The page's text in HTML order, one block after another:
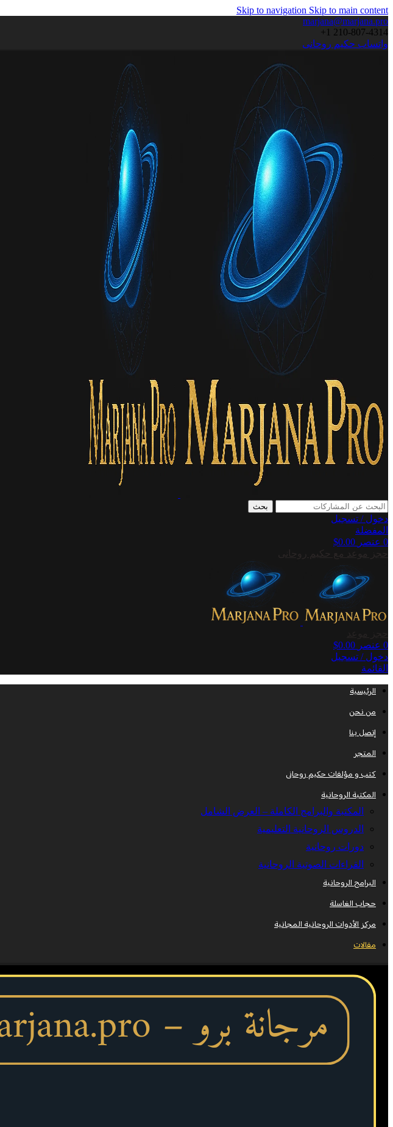
Skip to navigation Skip to main content
marjana@marjana.pro
+1 210-807-4314
واتساب حكيم روحانى
بحث
دخول / تسجيل
المفضلة
0 عنصر $0.00
حجز موعد مع حكيم روحانى
0 عنصر $0.00
دخول / تسجيل
القائمة
الرئيسية
من نحن
إتصل بنا
المتجر
كتب و مؤلفات حكيم روحانى
المكتبة الروحانية
المكتبة والبرامج الكاملة – العرض الشامل
الدروس الروحانية التعليمية
دورات روحانية
القراءات الصوتية الروحانية
البرامج الروحانية
حجاب الغاسلة
مركز الأدوات الروحانية المجانية
مقالات